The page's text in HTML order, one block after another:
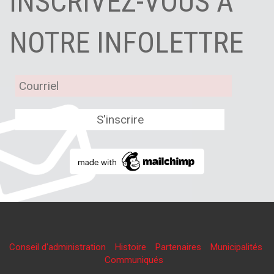
NOTRE INFOLETTRE
Conseil d'administration Histoire Partenaires
Municipalités
Communiqués